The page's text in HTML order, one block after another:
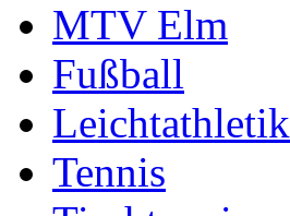
MTV Elm
Fußball
Leichtathletik
Tennis